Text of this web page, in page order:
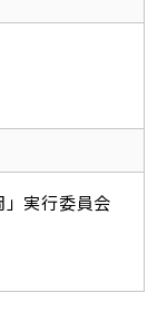
」実行委員会